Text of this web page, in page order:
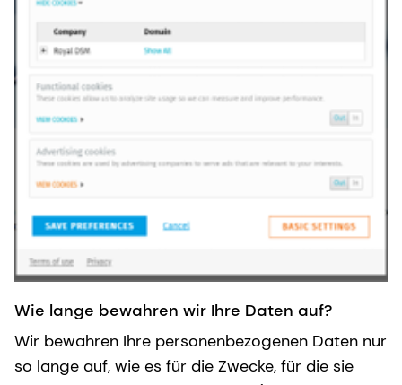
Wie lange bewahren wir Ihre Daten auf?
Wir bewahren Ihre personenbezogenen Daten nur
so lange auf, wie es für die Zwecke, für die sie